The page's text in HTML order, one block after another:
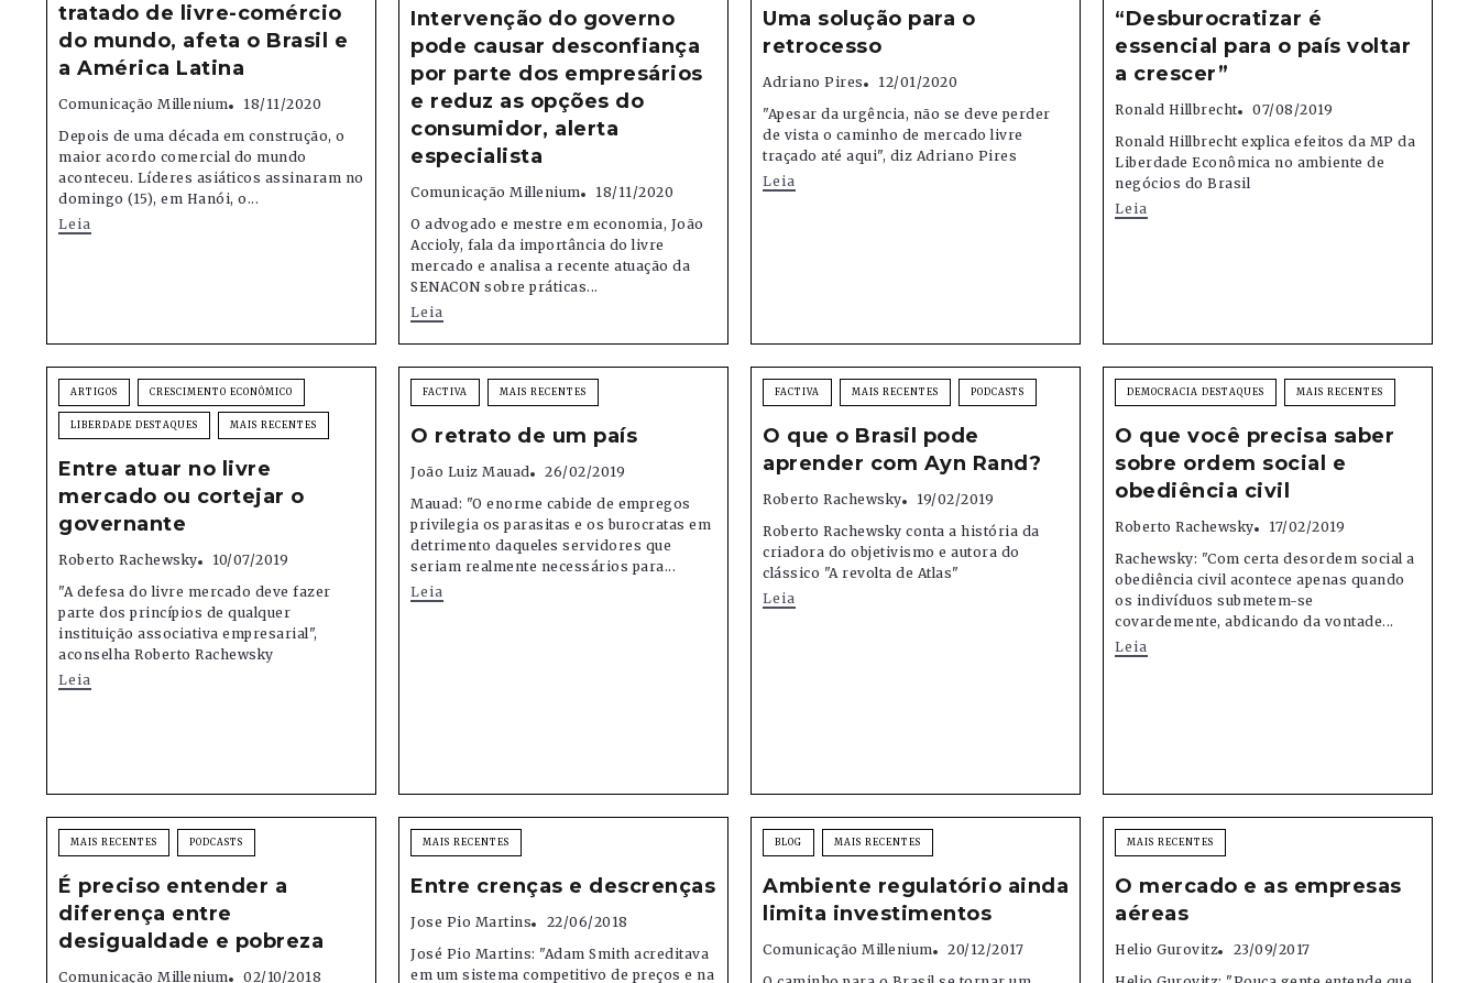
tratado de livre-comércio
do mundo, afeta o Brasil e
a América Latina
Comunicação Millenium
18/11/2020
Depois de uma década em construção, o
maior acordo comercial do mundo
aconteceu. Líderes asiáticos assinaram no
domingo (15), em Hanói, o...
Leia
Intervenção do governo
pode causar desconfiança
por parte dos empresários
e reduz as opções do
consumidor, alerta
especialista
Comunicação Millenium
18/11/2020
O advogado e mestre em economia, João
Accioly, fala da importância do livre
mercado e analisa a recente atuação da
SENACON sobre práticas...
Leia
Uma solução para o
retrocesso
Adriano Pires
12/01/2020
"Apesar da urgência, não se deve perder
de vista o caminho de mercado livre
traçado até aqui", diz Adriano Pires
Leia
“Desburocratizar é
essencial para o país voltar
a crescer”
Ronald Hillbrecht
07/08/2019
Ronald Hillbrecht explica efeitos da MP da
Liberdade Econômica no ambiente de
negócios do Brasil
Leia
ARTIGOS CRESCIMENTO ECONÔMICO
LIBERDADE DESTAQUES MAIS RECENTES
Entre atuar no livre
mercado ou cortejar o
governante
Roberto Rachewsky
10/07/2019
"A defesa do livre mercado deve fazer
parte dos princípios de qualquer
instituição associativa empresarial",
aconselha Roberto Rachewsky
Leia
FACTIVA MAIS RECENTES
O retrato de um país
João Luiz Mauad
26/02/2019
Mauad: "O enorme cabide de empregos
privilegia os parasitas e os burocratas em
detrimento daqueles servidores que
seriam realmente necessários para...
Leia
FACTIVA MAIS RECENTES PODCASTS
O que o Brasil pode
aprender com Ayn Rand?
Roberto Rachewsky
19/02/2019
Roberto Rachewsky conta a história da
criadora do objetivismo e autora do
clássico "A revolta de Atlas"
Leia
DEMOCRACIA DESTAQUES MAIS RECENTES
O que você precisa saber
sobre ordem social e
obediência civil
Roberto Rachewsky
17/02/2019
Rachewsky: "Com certa desordem social a
obediência civil acontece apenas quando
os indivíduos submetem-se
covardemente, abdicando da vontade...
Leia
MAIS RECENTES PODCASTS
É preciso entender a
diferença entre
desigualdade e pobreza
Comunicação Millenium
02/10/2018
MAIS RECENTES
Entre crenças e descrenças
Jose Pio Martins
22/06/2018
José Pio Martins: "Adam Smith acreditava
em um sistema competitivo de preços e na
BLOG MAIS RECENTES
Ambiente regulatório ainda
limita investimentos
Comunicação Millenium
20/12/2017
MAIS RECENTES
O mercado e as empresas
aéreas
Helio Gurovitz
23/09/2017